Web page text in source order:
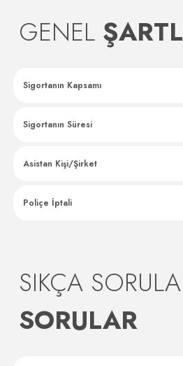
GENEL
Sigortanın Kapsamı
Sigortanın Süresi
Asistan Kişi/Şirket
Poliçe İptali
SIKÇA
SORULAR